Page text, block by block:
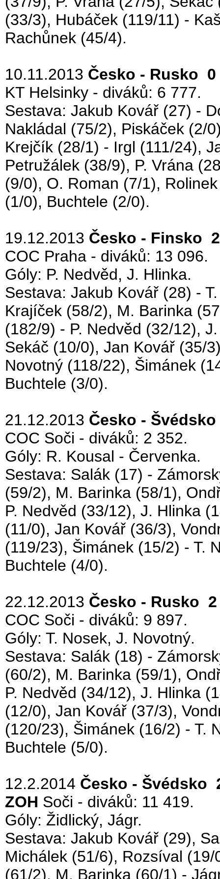
(33/3), Hubáček (119/11) -
Rachůnek (45/4).
10.11.2013 Česko - Rusko 0
KT Helsinky - diváků: 6 777.
Sestava: Jakub Kovář (27) -
Nakládal (75/2), Piskáček (2/
Krejčík (28/1) - Irgl (111/24),
Petružálek (38/9), P. Vrána
(9/0), O. Roman (7/1),
(1/0), Buchtele (2/0).
19.12.2013 Česko - Finsko
COC Praha - diváků: 13 096.
Góly: P. Nedvěd, J. Hlinka.
Sestava: Jakub Kovář (28) -
Krajíček (58/2), M. Barinka
(182/9) - P. Nedvěd (32/12),
Sekáč (10/0), Jan Kovář (35/
Novotný (118/22), Šimánek
Buchtele (3/0).
21.12.2013 Česko -
COC Soči - diváků: 2 352.
Góly: R. Kousal - Červenka.
Sestava: Salák (17) -
(59/2), M. Barinka (58/1),
P. Nedvěd (33/12), J. Hlinka
(11/0), Jan Kovář (36/3),
(119/23), Šimánek (15/2) - T.
Buchtele (4/0).
22.12.2013 Česko - Rusko 2
COC Soči - diváků: 9 897.
Góly: T. Nosek, J. Novotný.
Sestava: Salák (18) -
(60/2), M. Barinka (59/1),
P. Nedvěd (34/12), J. Hlinka
(12/0), Jan Kovář (37/3),
(120/23), Šimánek (16/2) - T.
Buchtele (5/0).
12.2.2014 Česko - Švédsko
ZOH Soči - diváků: 11 419.
Góly: Židlický, Jágr.
Sestava: Jakub Kovář (29),
Michálek (51/6), Rozsíval
(61/2), M. Barinka (60/1) -